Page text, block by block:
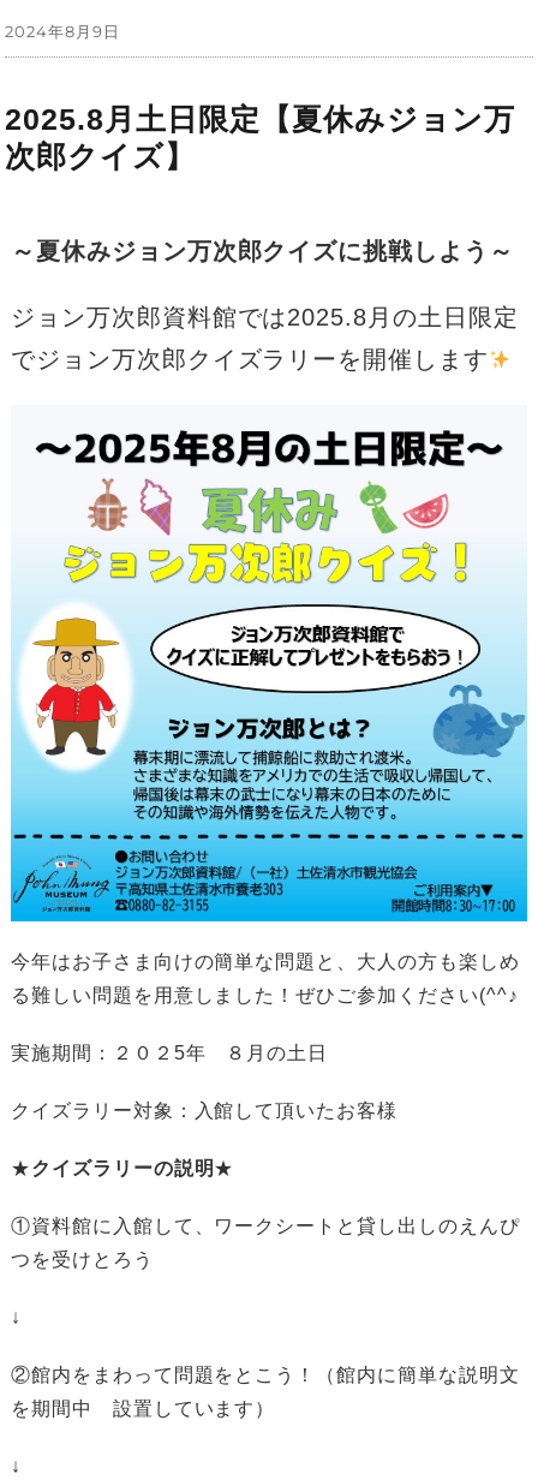
投
稿
2024年8月9日
2025.8月土日限定【夏休みジョン万
次郎クイズ】
～夏休みジョン万次郎クイズに挑戦しよう～
ジョン万次郎資料館では2025.8月の土日限定
でジョン万次郎クイズラリーを開催します
今年はお子さま向けの簡単な問題と、大人の方も楽しめ
る難しい問題を用意しました！ぜひご参加ください(^^♪
実施期間：２０２5年 ８月の土日
クイズラリー対象：入館して頂いたお客様
★クイズラリーの説明★
①資料館に入館して、ワークシートと貸し出しのえんぴ
つを受けとろう
↓
②館内をまわって問題をとこう！（館内に簡単な説明文
を期間中 設置しています）
↓